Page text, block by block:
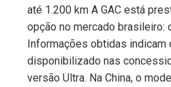
até 1.200 km A GAC está
opção no mercado brasileiro:
Informações obtidas indicam
disponibilizado nas
versão Ultra. Na China, o